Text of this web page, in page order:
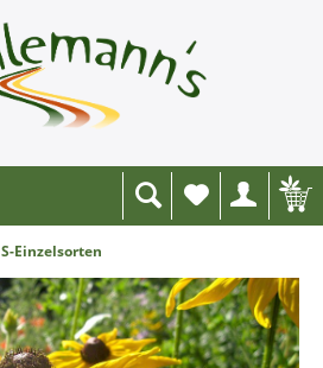
Wunschliste
S-Einzelsorten